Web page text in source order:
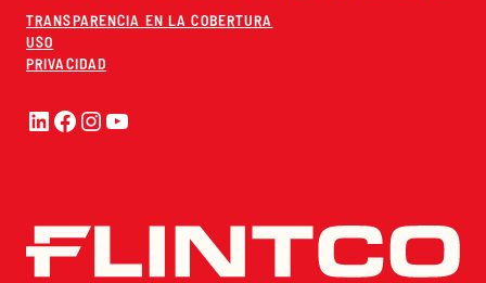
TRANSPARENCIA EN LA COBERTURA
USO
PRIVACIDAD
LinkedIn
Facebook
Instagram
YouTube